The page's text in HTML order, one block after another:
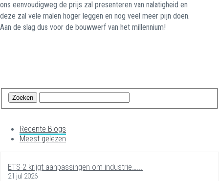
ons eenvoudigweg de prijs zal presenteren van nalatigheid en
deze zal vele malen hoger leggen en nog veel meer pijn doen.
Aan de slag dus voor de bouwwerf van het millennium!
Recente Blogs
Meest gelezen
ETS-2 krijgt aanpassingen om industrie…...
21 jul 2026